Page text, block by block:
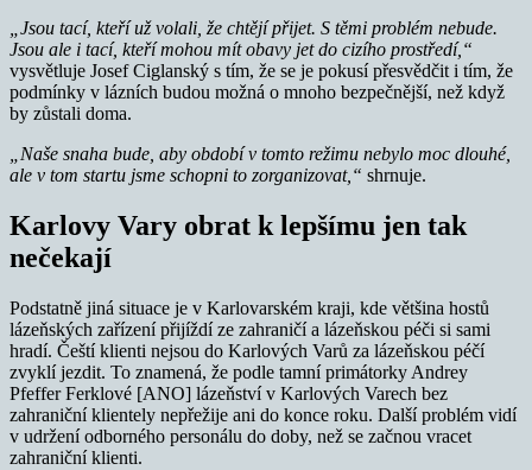
„Jsou tací, kteří už volali, že chtějí přijet. S těmi problém nebude.
Jsou ale i tací, kteří mohou mít obavy jet do cizího prostředí,“
vysvětluje Josef Ciglanský s tím, že se je pokusí přesvědčit i tím, že
podmínky v lázních budou možná o mnoho bezpečnější, než když
by zůstali doma.
„Naše snaha bude, aby období v tomto režimu nebylo moc dlouhé,
ale v tom startu jsme schopni to zorganizovat,“ shrnuje.
Karlovy Vary obrat k lepšímu jen tak
nečekají
Podstatně jiná situace je v Karlovarském kraji, kde většina hostů
lázeňských zařízení přijíždí ze zahraničí a lázeňskou péči si sami
hradí. Čeští klienti nejsou do Karlových Varů za lázeňskou péčí
zvyklí jezdit. To znamená, že podle tamní primátorky Andrey
Pfeffer Ferklové [ANO] lázeňství v Karlových Varech bez
zahraniční klientely nepřežije ani do konce roku. Další problém vidí
v udržení odborného personálu do doby, než se začnou vracet
zahraniční klienti.